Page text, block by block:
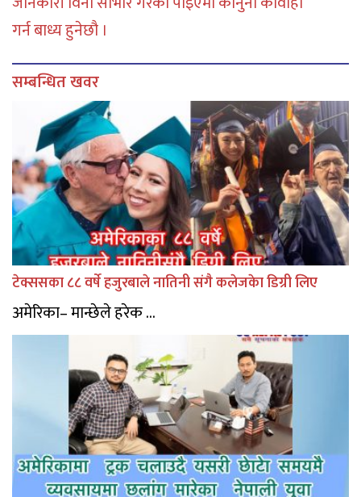
गर्न बाध्य हुनेछौ ।
सम्बन्धित खवर
टेक्ससका ८८ वर्षे हजुरबाले नातिनी संगै कलेजकेा डिग्री लिए
अमेरिका– मान्छेले हरेक ...